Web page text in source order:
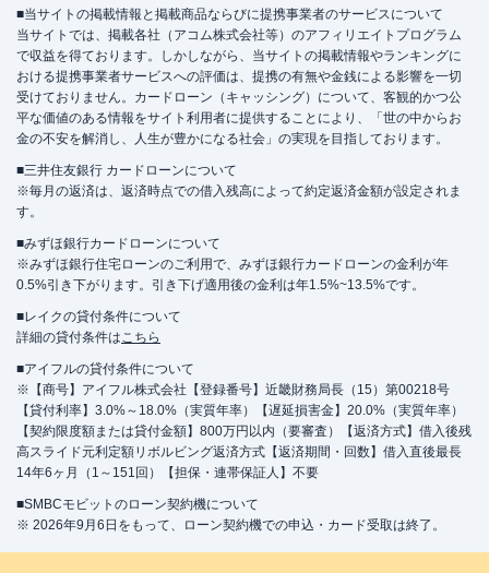
■当サイトの掲載情報と掲載商品ならびに提携事業者のサービスについて
当サイトでは、掲載各社（アコム株式会社等）のアフィリエイトプログラム
で収益を得ております。しかしながら、当サイトの掲載情報やランキングに
おける提携事業者サービスへの評価は、提携の有無や金銭による影響を一切
受けておりません。カードローン（キャッシング）について、客観的かつ公
平な価値のある情報をサイト利用者に提供することにより、「世の中からお
金の不安を解消し、人生が豊かになる社会」の実現を目指しております。
■三井住友銀行 カードローンについて
※毎月の返済は、返済時点での借入残高によって約定返済金額が設定されま
す。
■みずほ銀行カードローンについて
※みずほ銀行住宅ローンのご利用で、みずほ銀行カードローンの金利が年
0.5%引き下がります。引き下げ適用後の金利は年1.5%~13.5%です。
■レイクの貸付条件について
詳細の貸付条件はこちら
■アイフルの貸付条件について
※【商号】アイフル株式会社【登録番号】近畿財務局長（15）第00218号
【貸付利率】3.0%～18.0%（実質年率）【遅延損害金】20.0%（実質年率）
【契約限度額または貸付金額】800万円以内（要審査）【返済方式】借入後残
高スライド元利定額リボルビング返済方式【返済期間・回数】借入直後最長
14年6ヶ月（1～151回）【担保・連帯保証人】不要
■SMBCモビットのローン契約機について
※ 2026年9月6日をもって、ローン契約機での申込・カード受取は終了。